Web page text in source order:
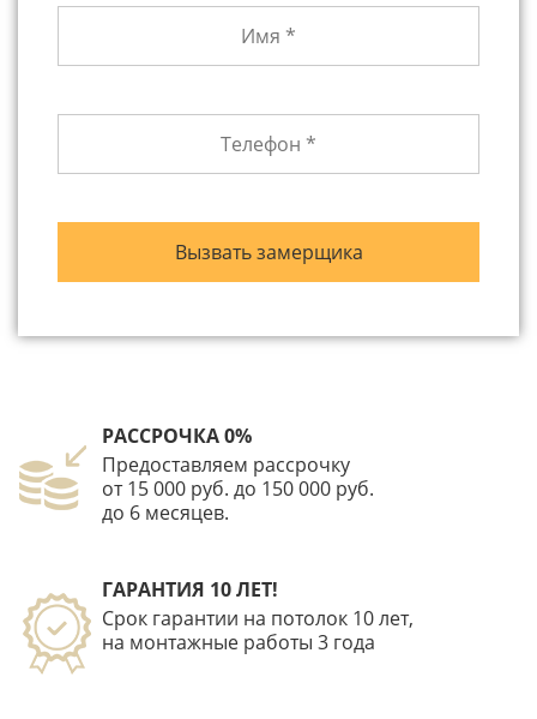
РАССРОЧКА 0%
Предоставляем рассрочку
от 15 000 руб. до 150 000 руб.
до 6 месяцев.
ГАРАНТИЯ 10 ЛЕТ!
Срок гарантии на потолок 10 лет,
на монтажные работы 3 года